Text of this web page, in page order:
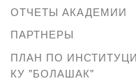
ОТЧЕТЫ АКАДЕМИИ
ПАРТНЕРЫ
ПЛАН ПО
КУ "БОЛАШАК"